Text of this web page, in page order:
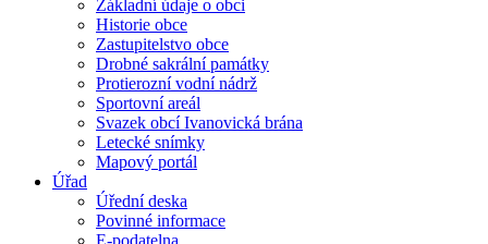
Základní údaje o obci
Historie obce
Zastupitelstvo obce
Drobné sakrální památky
Protierozní vodní nádrž
Sportovní areál
Svazek obcí Ivanovická brána
Letecké snímky
Mapový portál
Úřad
Úřední deska
Povinné informace
E-podatelna